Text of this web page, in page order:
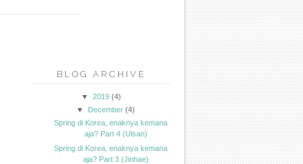
BLOG ARCHIVE
▼ 2019 (4)
▼
December (4)
Spring di Korea, enaknya kemana
aja? Part 4 (Ulsan)
Spring di Korea, enaknya kemana
aja? Part 3 (Jinhae)